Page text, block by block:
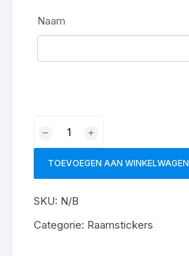
Naam
geslaagd
aantal
TOEVOEGEN AAN WINKELWAGEN
SKU: N/B
Categorie: Raamstickers